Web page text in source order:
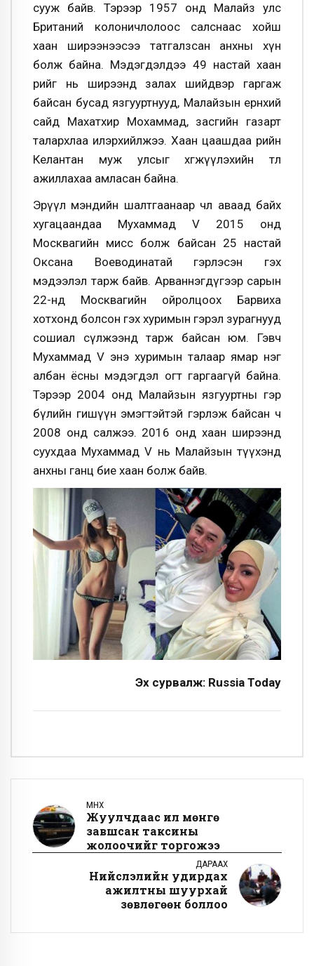
сууж байв. Тэрээр 1957 онд Малайз улс
Британий колоничлолоос салснаас хойш
хаан ширээнээсээ татгалзсан анхны хүн
болж байна. Мэдэгдэлдээ 49 настай хаан
өөрийг нь ширээнд залах шийдвэр гаргаж
байсан бусад язгууртнууд, Малайзын ерөнхий
сайд Махатхир Мохаммад, засгийн газарт
талархлаа илэрхийлжээ. Хаан цаашдаа өөрийн
Келантан муж улсыг хөгжүүлэхийн төлөө
ажиллахаа амласан байна.
Эрүүл мэндийн шалтгаанаар чөлөө аваад байх
хугацаандаа Мухаммад V 2015 онд
Москвагийн мисс болж байсан 25 настай
Оксана Воеводинатай гэрлэсэн гэх
мэдээлэл тарж байв. Арваннэгдүгээр сарын
22-нд Москвагийн ойролцоох Барвиха
хотхонд болсон гэх хуримын гэрэл зурагнууд
сошиал сүлжээнд тарж байсан юм. Гэвч
Мухаммад V энэ хуримын талаар ямар нэг
албан ёсны мэдэгдэл огт гаргаагүй байна.
Тэрээр 2004 онд Малайзын язгууртны гэр
бүлийн гишүүн эмэгтэйтэй гэрлэж байсан ч
2008 онд салжээ. 2016 онд хаан ширээнд
суухдаа Мухаммад V нь Малайзын түүхэнд
анхны ганц бие хаан болж байв.
Эх сурвалж: Russia Today
ӨМНӨХ
Жуулчдаас илүү мөнгө
завшсан таксины
жолоочийг торгожээ
ДАРААХ
Нийслэлийн удирдах
ажилтны шуурхай
зөвлөгөөн боллоо